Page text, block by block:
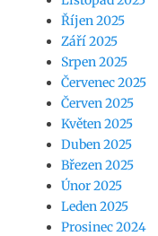
Říjen 2025
Září 2025
Srpen 2025
Červenec 2025
Červen 2025
Květen 2025
Duben 2025
Březen 2025
Únor 2025
Leden 2025
Prosinec 2024